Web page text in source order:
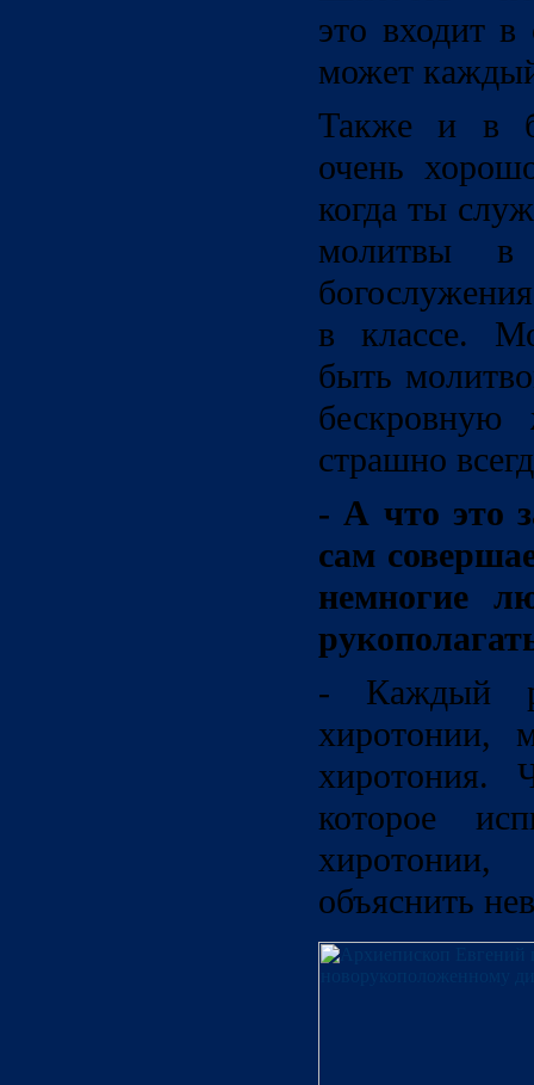
это входит в
может
Также и в
очень
когда ты
молитвы в
в классе.
быть
страшно
- А что это
сам
немногие
- Каждый
хиротонии,
хиротония.
которое
хиротонии,
объяснить